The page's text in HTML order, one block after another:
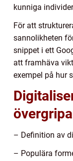
kunniga
För att
sannolikheten
snippet i ett
att framhäva
exempel på hur
– Definition av
– Populära